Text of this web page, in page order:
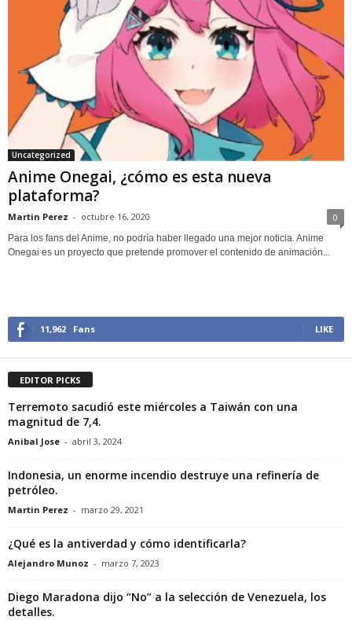
Uncategorized
Anime Onegai, ¿cómo es esta nueva
plataforma?
Martin Perez - octubre 16, 2020 0
Para los fans del Anime, no podría haber llegado una mejor noticia. Anime
Onegai es un proyecto que pretende promover el contenido de animación...
11,962 Fans LIKE
EDITOR PICKS
Terremoto sacudió este miércoles a Taiwán con una
magnitud de 7,4.
Anibal Jose - abril 3, 2024
Indonesia, un enorme incendio destruye una refinería de
petróleo.
Martin Perez - marzo 29, 2021
¿Qué es la antiverdad y cómo identificarla?
Alejandro Munoz - marzo 7, 2023
Diego Maradona dijo “No” a la selección de Venezuela, los
detalles.